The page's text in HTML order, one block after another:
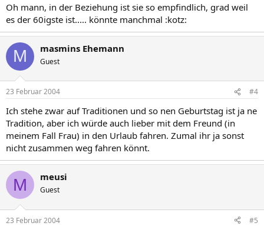
Oh mann, in der Beziehung ist sie so empfindlich, grad weil
es der 60igste ist..... könnte manchmal :kotz:
M masmins Ehemann
Guest
23 Februar 2004 #4
Ich stehe zwar auf Traditionen und so nen Geburtstag ist ja ne
Tradition, aber ich würde auch lieber mit dem Freund (in
meinem Fall Frau) in den Urlaub fahren. Zumal ihr ja sonst
nicht zusammen weg fahren könnt.
M meusi
Guest
23 Februar 2004 #5